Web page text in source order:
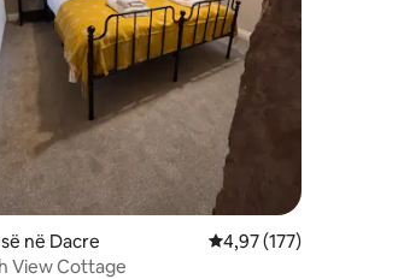
5 nga 5, 4 vlerësime
në Dacre Vlerësimi mesatar
4,97 (177)
View Cottage